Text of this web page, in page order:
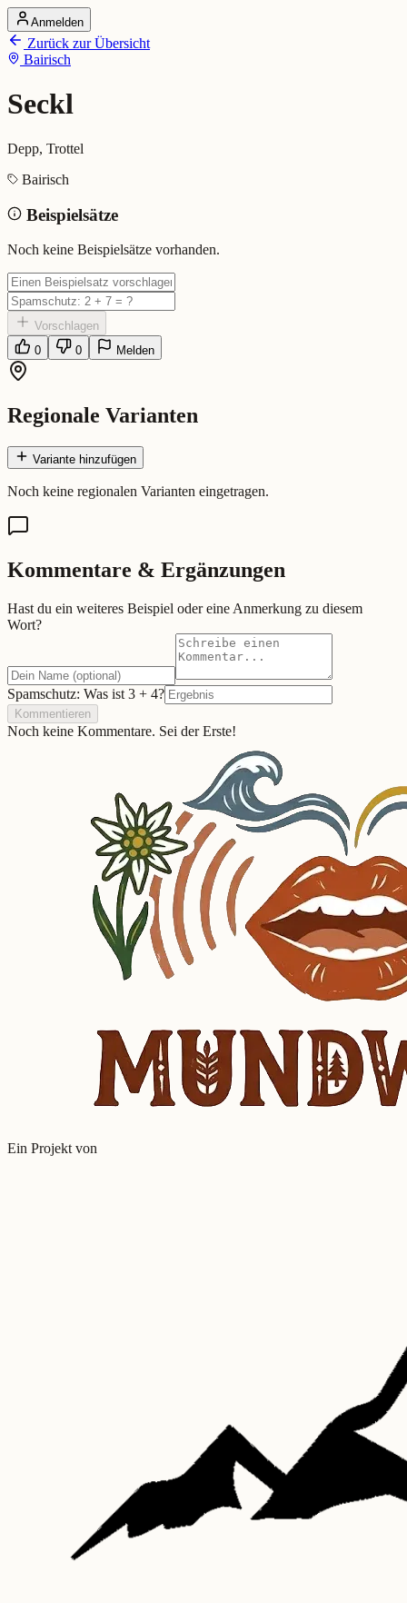
Startseite
Alle Dialekte
Dialekte vergleichen
Dialekt-Karte
Ranking
Seckl (Bairisch)
Bedeutung: Depp, Trottel
Eingereicht von: Mundwerk Team
Anmelden
Zurück zur Übersicht
Bairisch
Seckl
Depp, Trottel
Bairisch
Beispielsätze
Noch keine Beispielsätze vorhanden.
Vorschlagen
0
0 Melden
Regionale Varianten
Variante hinzufügen
Noch keine regionalen Varianten eingetragen.
Kommentare & Ergänzungen
Hast du ein weiteres Beispiel oder eine Anmerkung zu diesem
Wort?
Spamschutz: Was ist 3 + 4?
Kommentieren
Noch keine Kommentare. Sei der Erste!
Ein Projekt von